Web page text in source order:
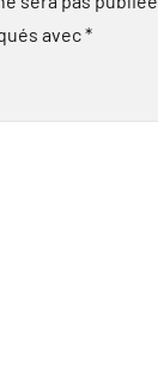
avec*